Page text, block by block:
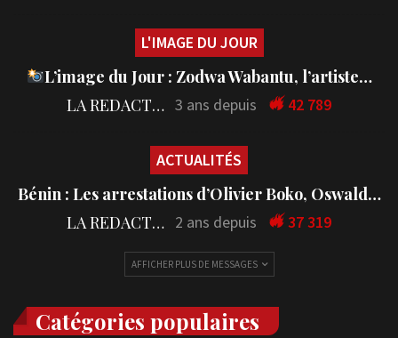
L'IMAGE DU JOUR
L’image du Jour : Zodwa Wabantu, l’artiste…
LA REDACTION 3 ans depuis 42 789
ACTUALITÉS
Bénin : Les arrestations d’Olivier Boko, Oswald…
LA REDACTION 2 ans depuis 37 319
AFFICHER PLUS DE MESSAGES
Catégories populaires